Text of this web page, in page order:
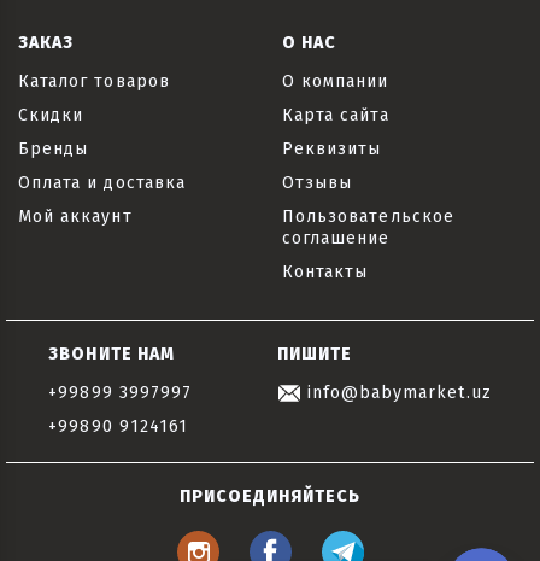
ЗАКАЗ
Каталог товаров
Скидки
Бренды
Оплата и доставка
Мой аккаунт
О НАС
О компании
Карта сайта
Реквизиты
Отзывы
Пользовательское
соглашение
Контакты
ЗВОНИТЕ НАМ
+99899 3997997
+99890 9124161
ПИШИТЕ
info@babymarket.uz
ПРИСОЕДИНЯЙТЕСЬ